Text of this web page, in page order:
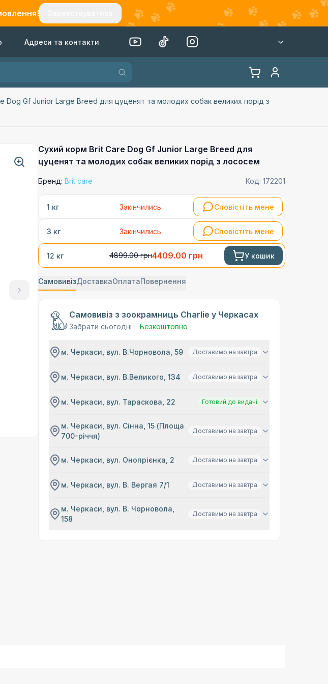
Адреси та контакти
Dog Gf Junior Large Breed для цуценят та молодих собак великих порід з
Сухий корм Brit Care Dog Gf Junior Large Breed для
цуценят та молодих собак великих порід з лососем
Бренд: Brit care Код: 172201
1 кг Закінчились Сповістіть мене
3 кг Закінчились Сповістіть мене
12 кг 4899.00грн4409.00 грн У кошик
СамовивізДоставкаОплатаПовернення
Самовивіз з зоокрамниць Charlie у Черкасах
Забрати сьогодні Безкоштовно
м. Черкаси, вул. В.Чорновола, 59 Доставимо на завтра
м. Черкаси, вул. В.Великого, 134 Доставимо на завтра
м. Черкаси, вул. Тараскова, 22 Готовий до видачі
м. Черкаси, вул. Сінна, 15 (Площа
700-річчя)
Доставимо на завтра
м. Черкаси, вул. Онопрієнка, 2 Доставимо на завтра
м. Черкаси, вул. В. Вергая 7/1 Доставимо на завтра
м. Черкаси, вул. В. Чорновола,
158
Доставимо на завтра